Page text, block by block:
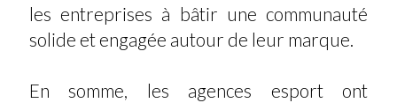
les entreprises à bâtir une communauté
solide et engagée autour de leur marque.
En somme, les agences esport ont